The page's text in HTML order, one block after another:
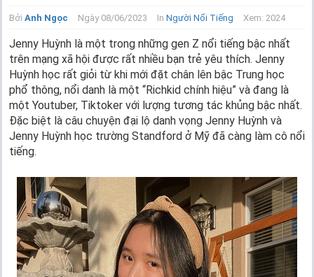
i
n
Bởi Anh Ngọc Ngày 08/06/2023 In Người Nổi Tiếng Xem: 2024
Jenny Huỳnh là một trong những gen Z nổi tiếng bậc nhất
trên mạng xã hội được rất nhiều bạn trẻ yêu thích. Jenny
Huỳnh học rất giỏi từ khi mới đặt chân lên bậc Trung học
phổ thông, nổi danh là một “Richkid chính hiệu” và đang là
một Youtuber, Tiktoker với lượng tương tác khủng bậc nhất.
Đặc biệt là câu chuyện đại lộ danh vọng Jenny Huỳnh và
Jenny Huỳnh học trường Standford ở Mỹ đã càng làm cô nổi
tiếng.